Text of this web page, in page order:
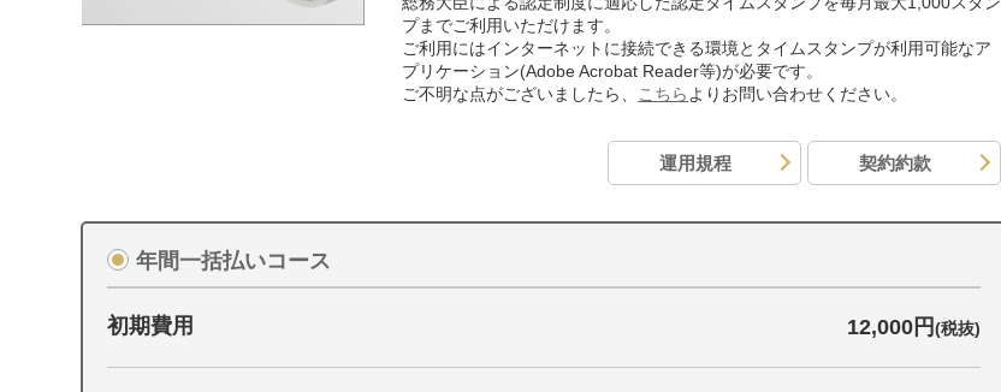
プまでご利用いただけます。
ご利用にはインターネットに接続できる環境とタイムスタンプが利用可能なア
プリケーション(Adobe Acrobat Reader等)が必要です。
ご不明な点がございましたら、
こちら よりお問い合わせください。
契約約款
運用規程
年間一括払いコース
初期費用 12,000円(税抜)